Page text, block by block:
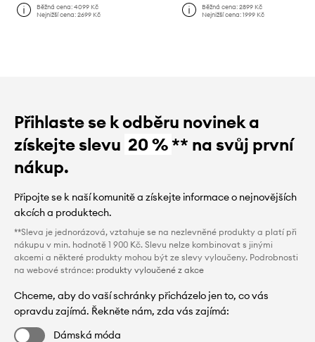
Běžná cena:4099 Kč
Nejnižší cena:2699 Kč
Běžná cena: 2899 Kč
Nejnižší cena: 1999 Kč
Přihlaste se k odběru novinek a
získejte slevu 20 %** na svůj první
nákup.
Připojte se k naší komunitě a získejte informace o nejnovějších
akcích a produktech.
**Sleva je jednorázová, vztahuje se na nezlevněné produkty a platí při
nákupu v min. hodnotě 1 900 Kč. Slevu nelze kombinovat s jinými
akcemi a některé produkty mohou být ze slevy vyloučeny. Podrobnosti
na webové stránce: produkty vyloučené z akce
Chceme, aby do vaší schránky přicházelo jen to, co vás
opravdu zajímá. Řekněte nám, zda vás zajímá:
Dámská móda